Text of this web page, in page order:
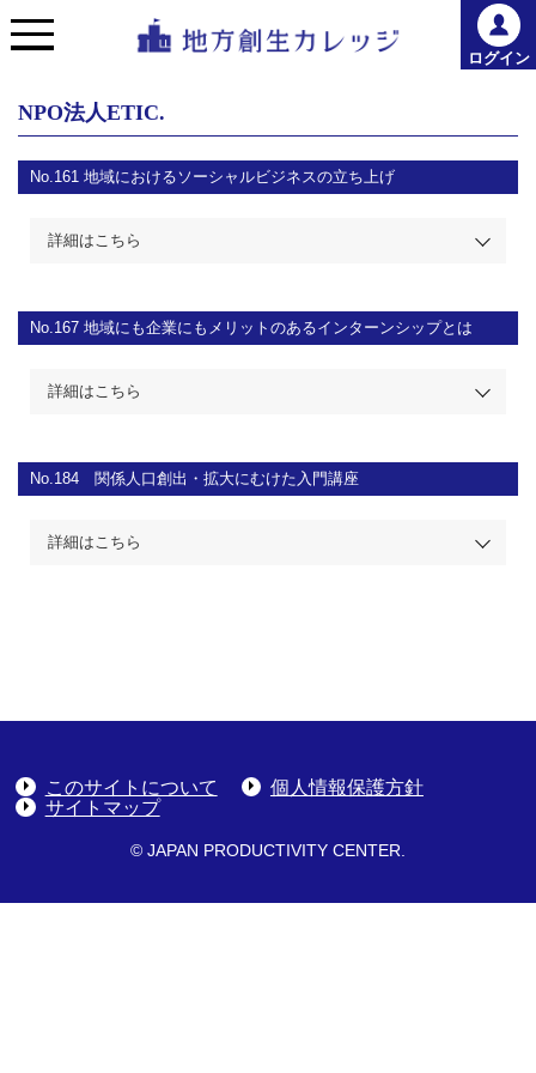
ログイン
NPO法人ETIC.
No.161 地域におけるソーシャルビジネスの立ち上げ
詳細はこちら
No.167 地域にも企業にもメリットのあるインターンシップとは
詳細はこちら
No.184 関係人口創出・拡大にむけた入門講座
詳細はこちら
このサイトについて
個人情報保護方針
サイトマップ
© JAPAN PRODUCTIVITY CENTER.